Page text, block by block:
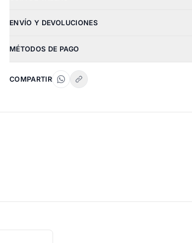
ENVÍO Y DEVOLUCIONES
MÉTODOS DE PAGO
COMPARTIR